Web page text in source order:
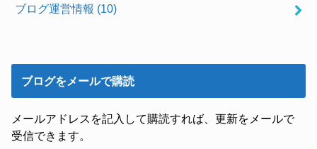
ブログ運営情報 (10)
ブログをメールで購読
メールアドレスを記入して購読すれば、更新をメールで
受信できます。